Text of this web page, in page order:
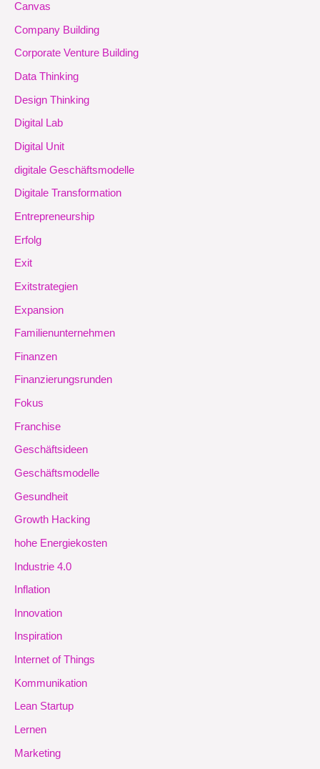
Canvas
Company Building
Corporate Venture Building
Data Thinking
Design Thinking
Digital Lab
Digital Unit
digitale Geschäftsmodelle
Digitale Transformation
Entrepreneurship
Erfolg
Exit
Exitstrategien
Expansion
Familienunternehmen
Finanzen
Finanzierungsrunden
Fokus
Franchise
Geschäftsideen
Geschäftsmodelle
Gesundheit
Growth Hacking
hohe Energiekosten
Industrie 4.0
Inflation
Innovation
Inspiration
Internet of Things
Kommunikation
Lean Startup
Lernen
Marketing